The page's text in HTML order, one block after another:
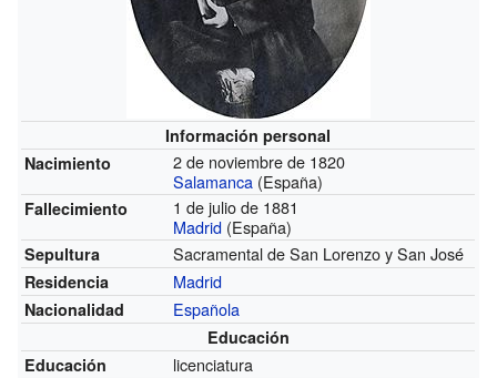
Información personal
Nacimiento
2 de noviembre de 1820
Salamanca (España)
Fallecimiento
1 de julio de 1881
Madrid (España)
Sepultura Sacramental de San Lorenzo y San José
Residencia Madrid
Nacionalidad Española
Educación
Educación
licenciatura